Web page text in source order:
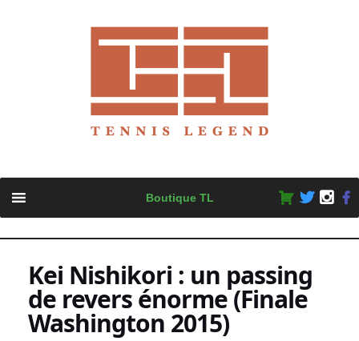
content
Boutique TL
Kei Nishikori : un passing
de revers énorme (Finale
Washington 2015)